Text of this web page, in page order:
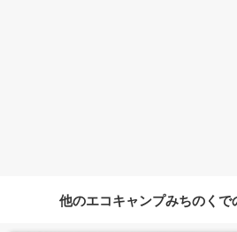
他のエコキャンプみちのくで